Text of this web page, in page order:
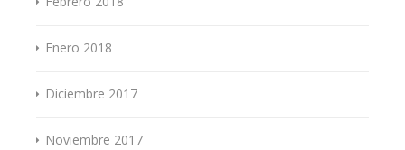
Enero 2018
Diciembre 2017
Noviembre 2017